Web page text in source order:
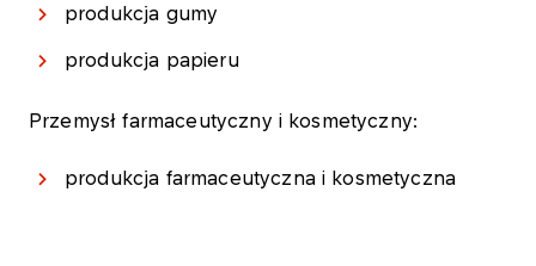
produkcja gumy
produkcja papieru
Przemysł farmaceutyczny i kosmetyczny:
produkcja farmaceutyczna i kosmetyczna